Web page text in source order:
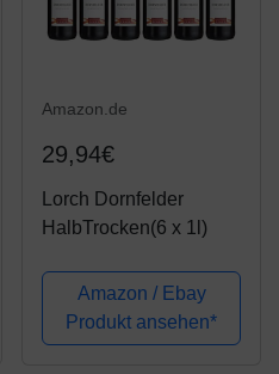
Amazon.de
29,94€
Lorch Dornfelder
HalbTrocken(6 x 1l)
Amazon / Ebay
Produkt ansehen*